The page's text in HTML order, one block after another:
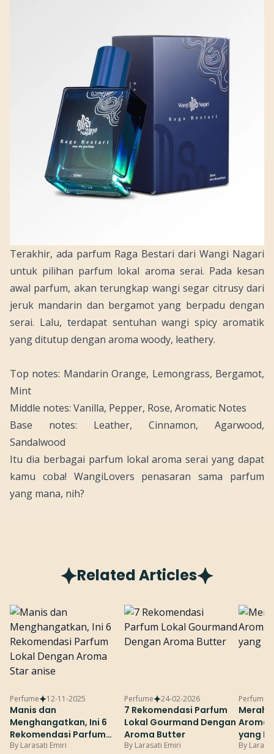
Terakhir, ada parfum Raga Bestari dari Wangi Nagari
untuk pilihan parfum lokal aroma serai. Pada kesan
awal parfum, akan terungkap wangi segar citrusydari
jeruk mandarin dan bergamot yang berpadu dengan
serai. Lalu, terdapat sentuhan wangispicy aromatik
yang ditutup dengan aroma woody, leathery.
Top notes: Mandarin Orange, Lemongrass, Bergamot,
Mint
Middle notes: Vanilla, Pepper, Rose, Aromatic Notes
Base notes: Leather, Cinnamon, Agarwood,
Sandalwood
Itu dia berbagai parfum lokal aroma serai yang dapat
kamu coba! WangiLovers penasaran sama parfum
yang mana, nih?
Related Articles
Perfume 12-11-2025
Manis dan
Menghangatkan, Ini 6
Rekomendasi Parfum
Lokal Dengan Aroma
By Larasati Emiri
Perfume 24-02-2026
7 Rekomendasi Parfum
Lokal Gourmand Dengan
Aroma Butter
By Larasati Emiri
Perfume
Merah
Aroma
yang
By